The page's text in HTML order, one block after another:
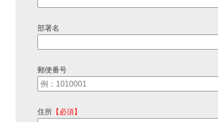
部署名
郵便番号
住所 【必須】